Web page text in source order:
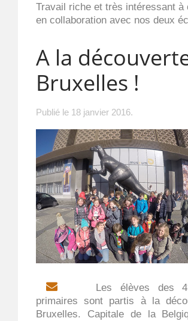
Travail riche et très intéressant à
en collaboration avec nos deux
A la
Bruxelles !
Publié le 18 janvier 2016.
EMAIL
Les élèves des
primaires sont partis à la
Bruxelles. Capitale de la